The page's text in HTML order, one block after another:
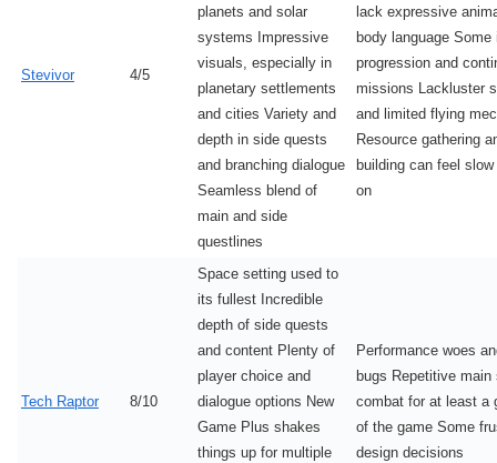
Stevivor 4/5
planets and solar
systems Impressive
visuals, especially in
planetary settlements
and cities Variety and
depth in side quests
and branching dialogue
Seamless blend of
main and side
questlines
lack expressive
body language
progression and
missions Lackluster
and limited flying
Resource gathering
building can feel
on
Tech Raptor 8/10
Space setting used to
its fullest Incredible
depth of side quests
and content Plenty of
player choice and
dialogue options New
Game Plus shakes
things up for multiple
Performance woes
bugs Repetitive
combat for at least a
of the game Some
design decisions